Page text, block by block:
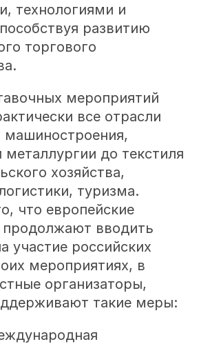
технологиями и
развитию
торгового
мероприятий
все отрасли
машиностроения,
металлургии до текстиля
хозяйства,
туризма.
что европейские
продолжают вводить
участие российских
мероприятиях, в
организаторы,
такие меры: